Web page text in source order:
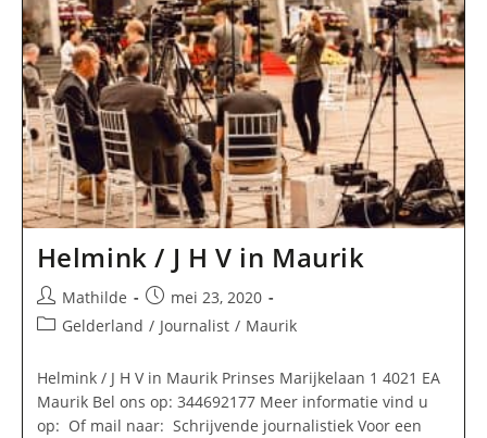
Helmink / J H V in Maurik
Bericht
auteur:
Mathilde
Bericht
gepubliceerd
mei 23, 2020
Berichtcategorie:
Gelderland / Journalist / Maurik
Helmink / J H V in Maurik Prinses Marijkelaan 1 4021 EA
Maurik Bel ons op: 344692177 Meer informatie vind u
op: Of mail naar: Schrijvende journalistiek Voor een